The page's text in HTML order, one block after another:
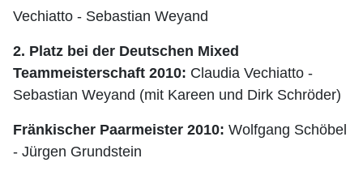
Vechiatto - Sebastian Weyand
2. Platz bei der Deutschen Mixed
Teammeisterschaft 2010: Claudia Vechiatto -
Sebastian Weyand (mit Kareen und Dirk Schröder)
Fränkischer Paarmeister 2010: Wolfgang Schöbel
- Jürgen Grundstein